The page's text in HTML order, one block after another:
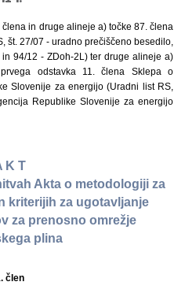
in druge alineje a) točke 87. člena
št. 27/07 - uradno prečiščeno besedilo,
94/12 - ZDoh-2L) ter druge alineje a)
odstavka 11. člena Sklepa o
Slovenije za energijo (Uradni list RS,
Republike Slovenije za energijo
K T
Akta o metodologiji za
kriterijih za ugotavljanje
za prenosno omrežje
plina
člen